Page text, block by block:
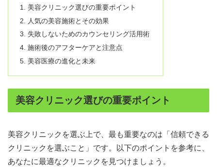
美容クリニック選びの重要ポイント
人気の美容施術とその効果
失敗しないためのカウンセリング活用術
施術後のアフターケアと注意点
美容医療の進化と未来
美容クリニック選びの重要ポイント
美容クリニックを選ぶ上で、最も重要なのは「信頼できる
クリニックを選ぶこと」です。以下のポイントを参考に、
あなたに最適なクリニックを見つけましょう。